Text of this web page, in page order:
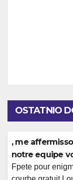
OSTATNIO
, me
notre equipe
Fpete pour